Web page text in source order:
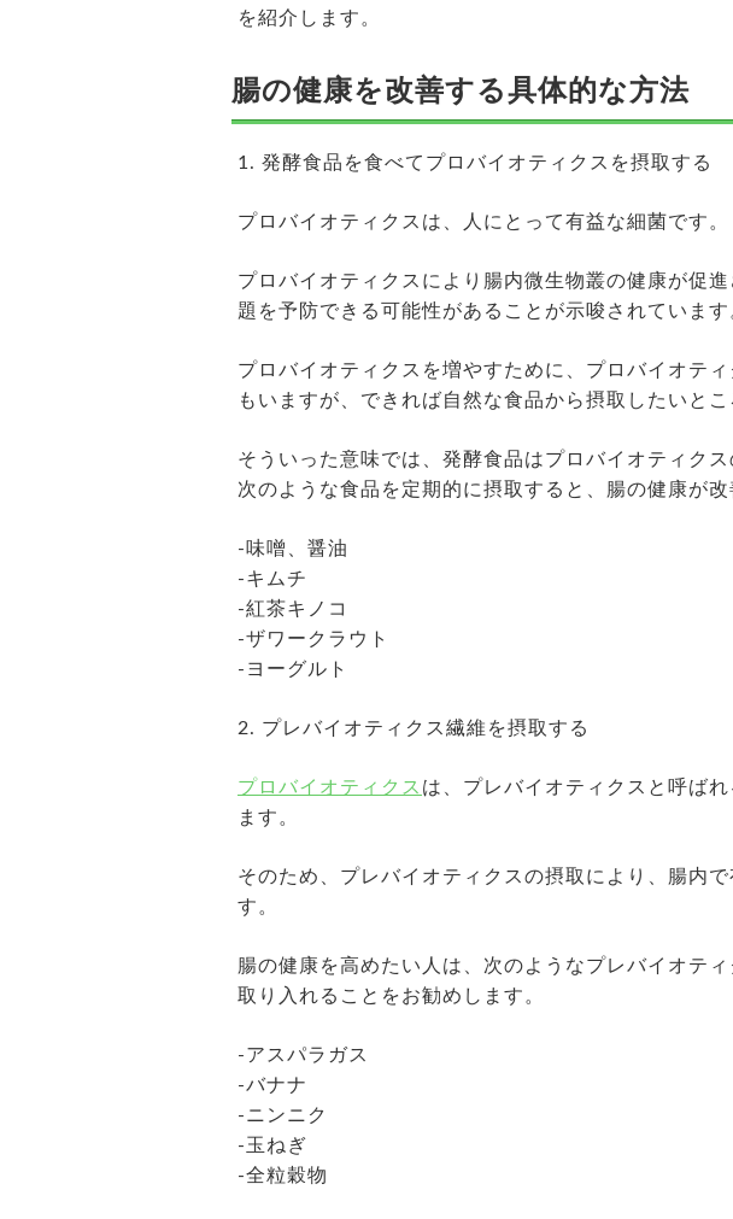
を紹介します。
腸の健康を改善する具体的な方法
1. 発酵食品を食べてプロバイオティクスを摂取する
プロバイオティクスは、人にとって有益な細菌です。
プロバイオティクスにより腸内微生物叢の健康が促
題を予防できる可能性があることが示唆されています
プロバイオティクスを増やすために、プロバイオテ
もいますが、できれば自然な食品から摂取したいとこ
そういった意味では、発酵食品はプロバイオティク
次のような食品を定期的に摂取すると、腸の健康が改
-味噌、醤油
-キムチ
-紅茶キノコ
-ザワークラウト
-ヨーグルト
2. プレバイオティクス繊維を摂取する
プロバイオティクス は、プレバイオティクスと呼ば
ます。
そのため、プレバイオティクスの摂取により、腸内
す。
腸の健康を高めたい人は、次のようなプレバイオテ
取り入れることをお勧めします。
-アスパラガス
-バナナ
-ニンニク
-玉ねぎ
-全粒穀物